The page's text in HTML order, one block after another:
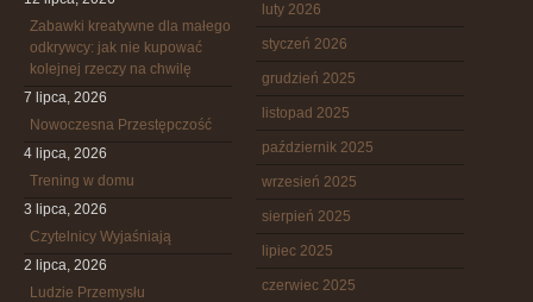
Zabawki kreatywne dla małego
odkrywcy: jak nie kupować
kolejnej rzeczy na chwilę
7 lipca, 2026
Nowoczesna Przestępczość
4 lipca, 2026
Trening w domu
3 lipca, 2026
Czytelnicy Wyjaśniają
2 lipca, 2026
Ludzie Przemysłu
luty 2026
styczeń 2026
grudzień 2025
listopad 2025
październik 2025
wrzesień 2025
sierpień 2025
lipiec 2025
czerwiec 2025